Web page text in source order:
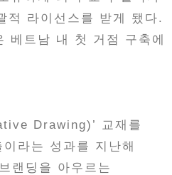
적 라이선스를 받게 됐다.
베트남 내 첫 거점 구축에
Drawing)’ 교재를
라는 성과를 지난해
랜딩을 아우르는